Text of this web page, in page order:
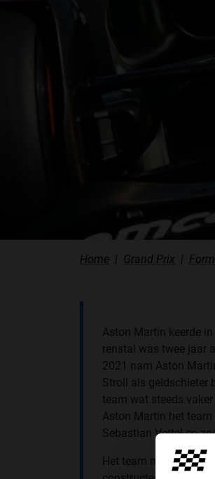
Home Grand Prix
Aston Martin keerde
renstal was twee jaar
2021 nam Aston
Stroll als geldschieter
team wat steeds
Aston Martin het team
Sebastian Vettel en
Het team maakte niet
PODCAST AUTOSPORT AAN